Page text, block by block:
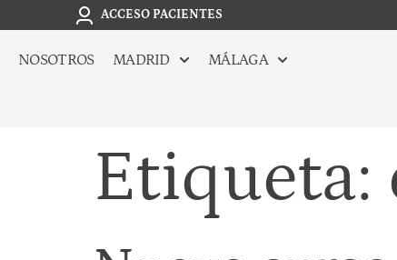
ACCESO PACIENTES
NOSOTROS MADRID MÁLAGA
Etiqueta: